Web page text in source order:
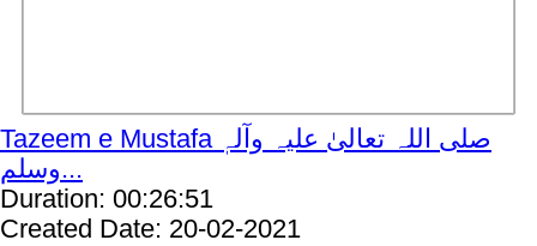
Tazeem e Mustafa صلی اللہ تعالیٰ علیہ وآلہٖ
وسلم...
Duration: 00:26:51
Created Date: 20-02-2021